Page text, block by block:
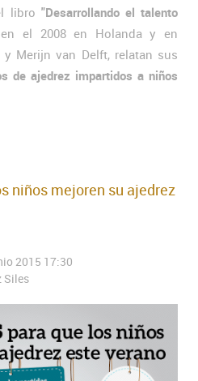
libro "Desarrollando el talento
el 2008 en Holanda y en
Merijn van Delft, relatan sus
de ajedrez impartidos a niños
niños mejoren su ajedrez
2015 17:30
Siles